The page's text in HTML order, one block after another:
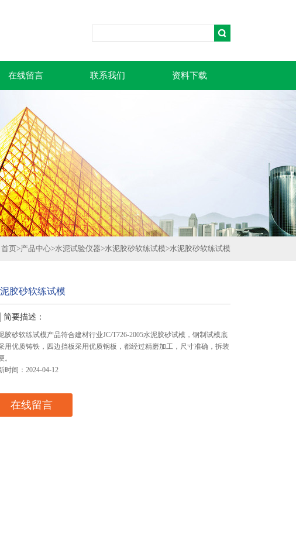
在线留言 联系我们 资料下载
首页>产品中心>水泥试验仪器>水泥胶砂软练试模>水泥胶砂软练试模
胶砂软练试模
简要描述：
胶砂软练试模产品符合建材行业JC/T726-2005水泥胶砂试模，钢制试模底
用优质铸铁，四边挡板采用优质钢板，都经过精磨加工，尺寸准确，拆装
。
时间：2024-04-12
在线留言